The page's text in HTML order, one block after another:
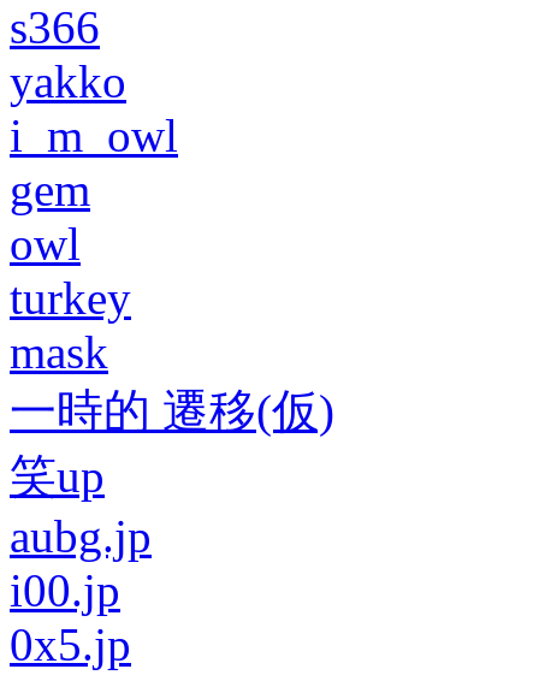
s366
yakko
i_m_owl
gem
owl
turkey
mask
一時的 遷移(仮)
笑up
aubg.jp
i00.jp
0x5.jp